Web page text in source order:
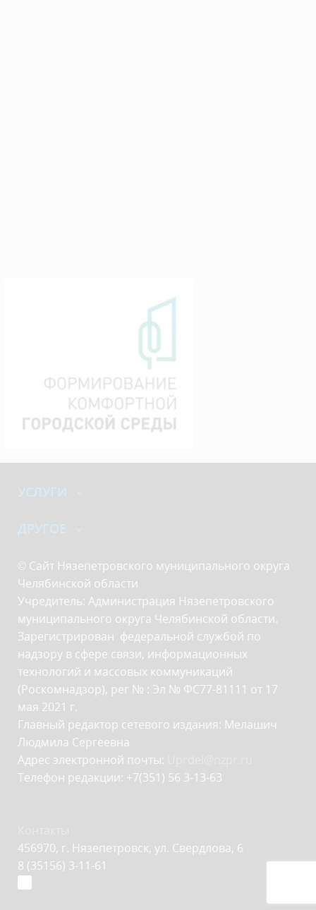
УСЛУГИ
ДРУГОЕ
© Сайт Нязепетровского муниципального округа
Челябинской области
Учредитель: Администрация Нязепетровского
муниципального округа Челябинской области.
Зарегистрирован федеральной службой по
надзору в сфере связи, информационных
технологий и массовых коммуникаций
(Роскомнадзор), рег № : Эл № ФС77-81111 от 17
мая 2021 г.
Главный редактор сетевого издания: Мелашич
Людмила Сергеевна
Адрес электронной почты:
Телефон редакции: +7(351) 56 3-13-63
456970, г. Нязепетровск, ул. Свердлова, 6
8 (35156) 3-11-61